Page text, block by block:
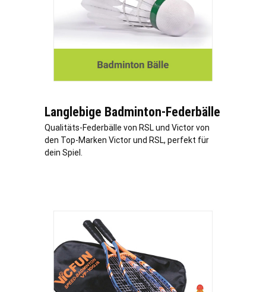
Langlebige Badminton-Federbälle
Qualitäts-Federbälle von RSL und Victor von
den Top-Marken Victor und RSL, perfekt für
dein Spiel.